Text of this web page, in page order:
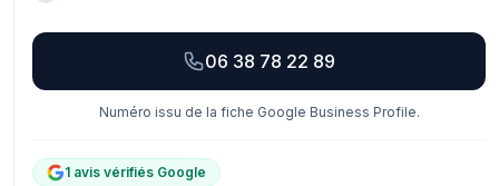
06 38 78 22 89
Numéro issu de la fiche Google Business Profile.
1 avis vérifiés Google